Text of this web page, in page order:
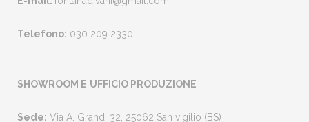
Telefono: 030 209 2330
SHOWROOM E UFFICIO PRODUZIONE
Sede: Via A. Grandi 32, 25062 San vigilio (BS)